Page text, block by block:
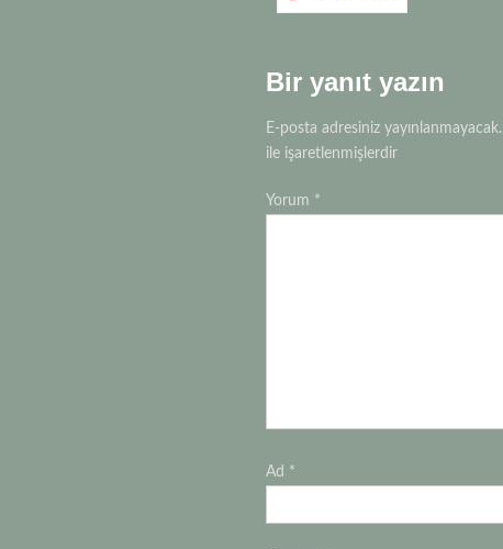
Bir yanıt yazın
E-posta adresiniz yayınlanmayacak.
ile işaretlenmişlerdir
Yorum *
Ad *